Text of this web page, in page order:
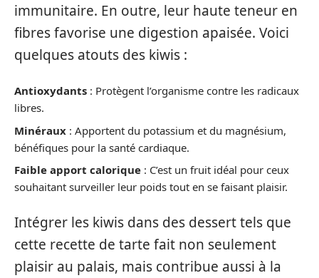
immunitaire. En outre, leur haute teneur en
fibres favorise une digestion apaisée. Voici
quelques atouts des kiwis :
Antioxydants : Protègent l’organisme contre les radicaux
libres.
Minéraux : Apportent du potassium et du magnésium,
bénéfiques pour la santé cardiaque.
Faible apport calorique : C’est un fruit idéal pour ceux
souhaitant surveiller leur poids tout en se faisant plaisir.
Intégrer les kiwis dans des dessert tels que
cette recette de tarte fait non seulement
plaisir au palais, mais contribue aussi à la